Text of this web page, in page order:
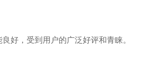
，受到用户的广泛好评和青睐。